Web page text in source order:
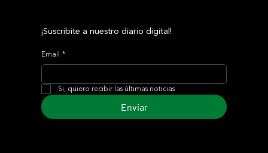
¡Suscribite a nuestro diario digital!
Email *
Si, quiero recibir las últimas noticias
Enviar